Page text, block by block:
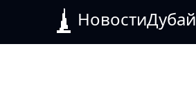
НовостиДубай